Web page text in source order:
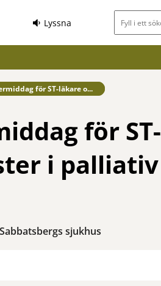
Lyssna Sökfält
för ST-läkare o...
för ST-
i palliativ
sjukhus